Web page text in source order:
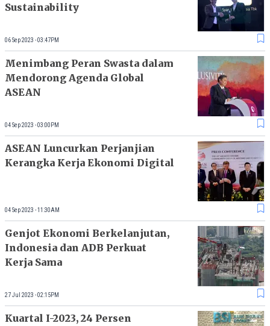
Sustainability
06 Sep 2023 - 03:47PM
Menimbang Peran Swasta dalam
Mendorong Agenda Global
ASEAN
04 Sep 2023 - 03:00PM
ASEAN Luncurkan Perjanjian
Kerangka Kerja Ekonomi Digital
04 Sep 2023 - 11:30AM
Genjot Ekonomi Berkelanjutan,
Indonesia dan ADB Perkuat
Kerja Sama
27 Jul 2023 - 02:15PM
Kuartal I-2023, 24 Persen